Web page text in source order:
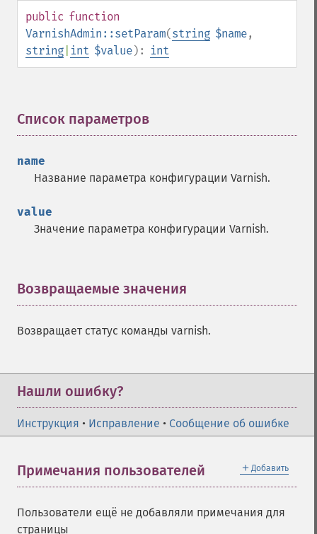
public function
VarnishAdmin::setParam(string $name,
string int $value): int
Список параметров
name
Название параметра конфигурации Varnish.
value
Значение параметра конфигурации Varnish.
Возвращаемые значения
Возвращает статус команды varnish.
Нашли ошибку?
Инструкция • Исправление • Сообщение об ошибке
＋ Добавить
Примечания пользователей
Пользователи ещё не добавляли примечания для
страницы